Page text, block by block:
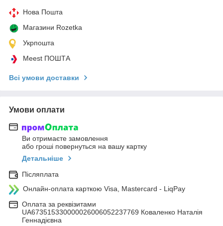
Нова Пошта
Магазини Rozetka
Укрпошта
Meest ПОШТА
Всі умови доставки
Умови оплати
Ви отримаєте замовлення
або гроші повернуться на вашу картку
Детальніше
Післяплата
Онлайн-оплата карткою Visa, Mastercard - LiqPay
Оплата за реквізитами
UA673515330000026006052237769 Коваленко Наталія
Геннадієвна